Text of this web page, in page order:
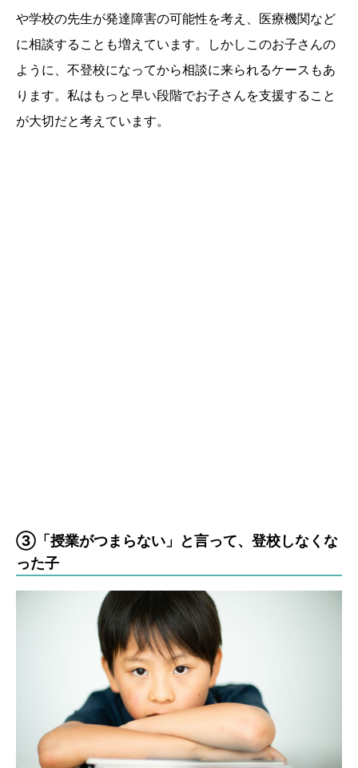
や学校の先生が発達障害の可能性を考え、医療機関など
に相談することも増えています。しかしこのお子さんの
ように、不登校になってから相談に来られるケースもあ
ります。私はもっと早い段階でお子さんを支援すること
が大切だと考えています。
③「授業がつまらない」と言って、登校しなくな
った子